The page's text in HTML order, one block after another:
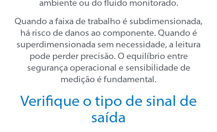
ambiente ou do fluido monitorado.
Quando a faixa de trabalho é subdimensionada,
há risco de danos ao componente. Quando é
superdimensionada sem necessidade, a leitura
pode perder precisão. O equilíbrio entre
segurança operacional e sensibilidade de
medição é fundamental.
Verifique o tipo de sinal de
saída